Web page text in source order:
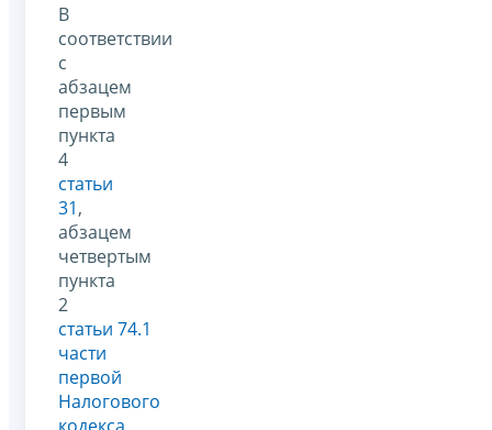
В
соответствии
с
абзацем
первым
пункта
4
статьи
31,
абзацем
четвертым
пункта
2
статьи 74.1
части
первой
Налогового
кодекса